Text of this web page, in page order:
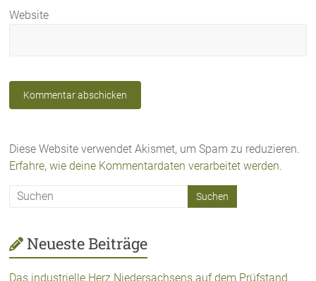
Website
Diese Website verwendet Akismet, um Spam zu reduzieren.
Erfahre, wie deine Kommentardaten verarbeitet werden.
Neueste Beiträge
Das industrielle Herz Niedersachsens auf dem Prüfstand